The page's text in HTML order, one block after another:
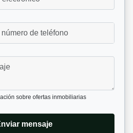
sobre ofertas inmobiliarias
mensaje